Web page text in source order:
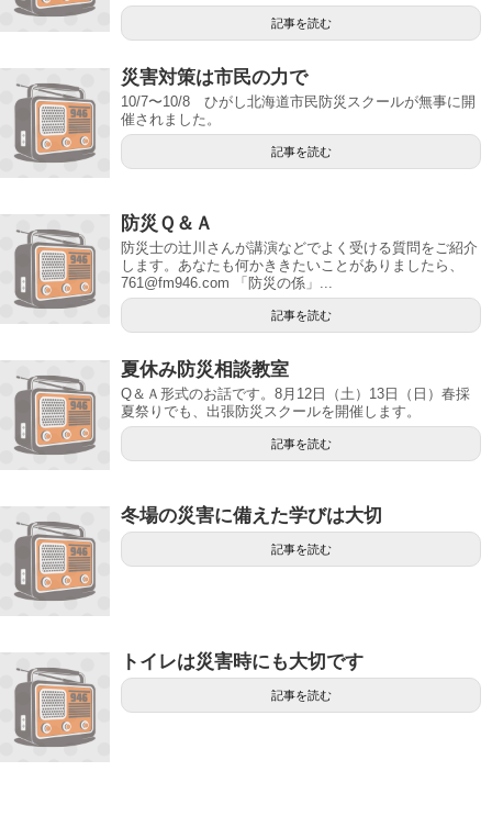
記事を読む
災害対策は市民の力で
10/7〜10/8 ひがし北海道市民防災スクールが無事に開
催されました。
記事を読む
防災Ｑ＆Ａ
防災士の辻川さんが講演などでよく受ける質問をご紹介
します。あなたも何かききたいことがありましたら、
761@fm946.com 「防災の係」...
記事を読む
夏休み防災相談教室
Q＆Ａ形式のお話です。8月12日（土）13日（日）春採
夏祭りでも、出張防災スクールを開催します。
記事を読む
冬場の災害に備えた学びは大切
記事を読む
トイレは災害時にも大切です
記事を読む